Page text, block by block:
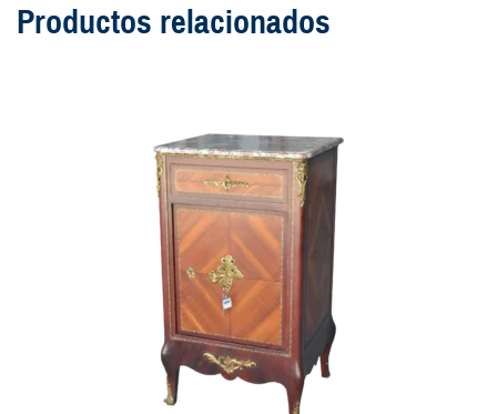
Productos relacionados